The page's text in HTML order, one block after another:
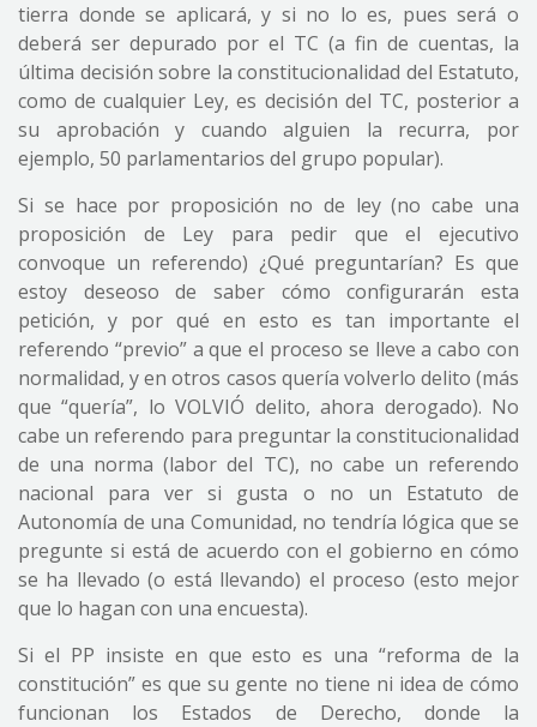
tierra donde se aplicará, y si no lo es, pues será o
deberá ser depurado por el TC (a fin de cuentas, la
última decisión sobre la constitucionalidad del Estatuto,
como de cualquier Ley, es decisión del TC, posterior a
su aprobación y cuando alguien la recurra, por
ejemplo, 50 parlamentarios del grupo popular).
Si se hace por proposición no de ley (no cabe una
proposición de Ley para pedir que el ejecutivo
convoque un referendo) ¿Qué preguntarían? Es que
estoy deseoso de saber cómo configurarán esta
petición, y por qué en esto es tan importante el
referendo “previo” a que el proceso se lleve a cabo con
normalidad, y en otros casos quería volverlo delito (más
que “quería”, lo VOLVIÓ delito, ahora derogado). No
cabe un referendo para preguntar la constitucionalidad
de una norma (labor del TC), no cabe un referendo
nacional para ver si gusta o no un Estatuto de
Autonomía de una Comunidad, no tendría lógica que se
pregunte si está de acuerdo con el gobierno en cómo
se ha llevado (o está llevando) el proceso (esto mejor
que lo hagan con una encuesta).
Si el PP insiste en que esto es una “reforma de la
constitución” es que su gente no tiene ni idea de cómo
funcionan los Estados de Derecho, donde la